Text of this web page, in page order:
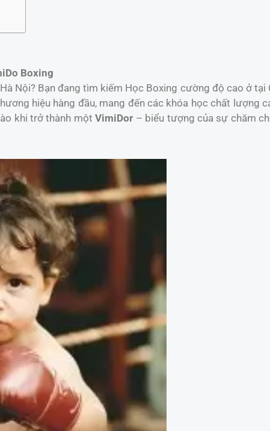
Boxing
Nội? Bạn đang tìm kiếm Học Boxing cường độ cao ở tại
hiệu hàng đầu, mang đến các khóa học chất lượng
khi trở thành mộtVimiDor – biểu tượng của sự chăm